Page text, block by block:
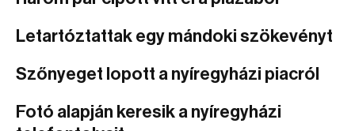
Letartóztattak egy mándoki szökevényt
Szőnyeget lopott a nyíregyházi piacról
Fotó alapján keresik a nyíregyházi